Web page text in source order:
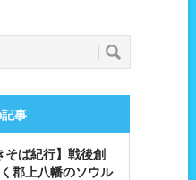
事
そば紀行】戦後創
郡上八幡のソウル